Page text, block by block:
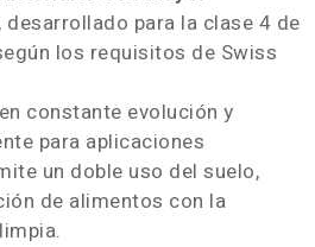
desarrollado para la clase 4 de
los requisitos de Swiss
constante evolución y
para aplicaciones
un doble uso del suelo,
de alimentos con la